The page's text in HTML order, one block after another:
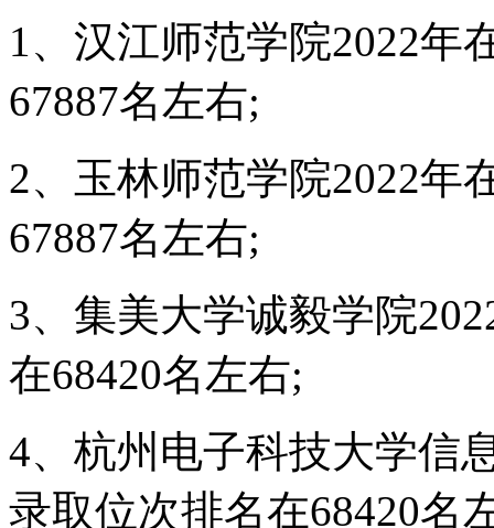
1、汉江师范学院2022年
67887名左右;
2、玉林师范学院2022年
67887名左右;
3、集美大学诚毅学院
在68420名左右;
4、杭州电子科技大学信
录取位次排名在68420名